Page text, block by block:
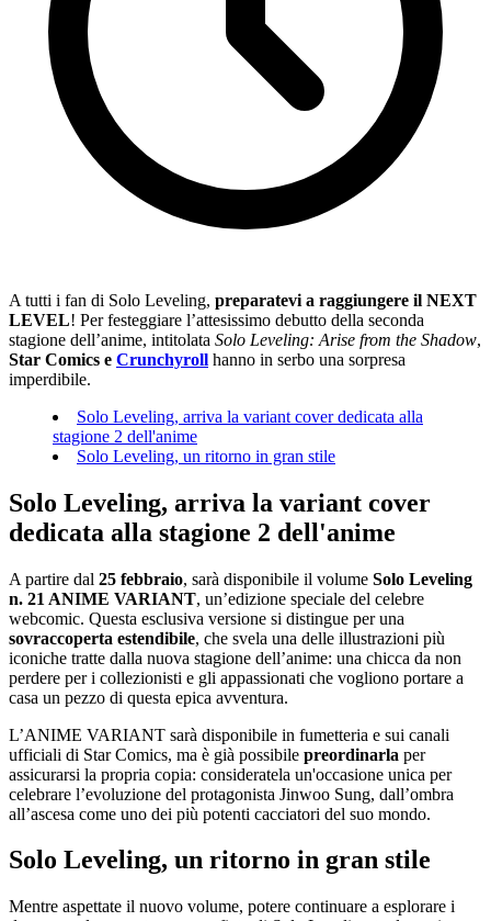
A tutti i fan di Solo Leveling, preparatevi a raggiungere il NEXT
LEVEL! Per festeggiare l’attesissimo debutto della seconda
stagione dell’anime, intitolata Solo Leveling: Arise from the Shadow,
Star Comics e Crunchyroll hanno in serbo una sorpresa
imperdibile.
Solo Leveling, arriva la variant cover dedicata alla
stagione 2 dell'anime
Solo Leveling, un ritorno in gran stile
Solo Leveling, arriva la variant cover
dedicata alla stagione 2 dell'anime
A partire dal 25 febbraio, sarà disponibile il volume Solo Leveling
n. 21 ANIME VARIANT, un’edizione speciale del celebre
webcomic. Questa esclusiva versione si distingue per una
sovraccoperta estendibile, che svela una delle illustrazioni più
iconiche tratte dalla nuova stagione dell’anime: una chicca da non
perdere per i collezionisti e gli appassionati che vogliono portare a
casa un pezzo di questa epica avventura.
L’ANIME VARIANT sarà disponibile in fumetteria e sui canali
ufficiali di Star Comics, ma è già possibile preordinarla per
assicurarsi la propria copia: consideratela un'occasione unica per
celebrare l’evoluzione del protagonista Jinwoo Sung, dall’ombra
all’ascesa come uno dei più potenti cacciatori del suo mondo.
Solo Leveling, un ritorno in gran stile
Mentre aspettate il nuovo volume, potere continuare a esplorare i